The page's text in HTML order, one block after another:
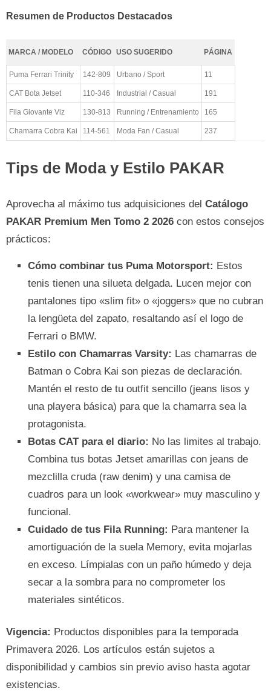
Resumen de Productos Destacados
MARCA / MODELO CÓDIGO USO SUGERIDO PÁGINA
Puma Ferrari Trinity 142-809 Urbano / Sport 11
CAT Bota Jetset 110-346 Industrial / Casual 191
Fila Giovante Viz 130-813 Running / Entrenamiento 165
Chamarra Cobra Kai 114-561 Moda Fan / Casual 237
Tips de Moda y Estilo PAKAR
Aprovecha al máximo tus adquisiciones del Catálogo
PAKAR Premium Men Tomo 2 2026 con estos consejos
prácticos:
Cómo combinar tus Puma Motorsport: Estos
tenis tienen una silueta delgada. Lucen mejor con
pantalones tipo «slim fit» o «joggers» que no cubran
la lengüeta del zapato, resaltando así el logo de
Ferrari o BMW.
Estilo con Chamarras Varsity: Las chamarras de
Batman o Cobra Kai son piezas de declaración.
Mantén el resto de tu outfit sencillo (jeans lisos y
una playera básica) para que la chamarra sea la
protagonista.
Botas CAT para el diario: No las limites al trabajo.
Combina tus botas Jetset amarillas con jeans de
mezclilla cruda (raw denim) y una camisa de
cuadros para un look «workwear» muy masculino y
funcional.
Cuidado de tus Fila Running: Para mantener la
amortiguación de la suela Memory, evita mojarlas
en exceso. Límpialas con un paño húmedo y deja
secar a la sombra para no comprometer los
materiales sintéticos.
Vigencia: Productos disponibles para la temporada
Primavera 2026. Los artículos están sujetos a
disponibilidad y cambios sin previo aviso hasta agotar
existencias.